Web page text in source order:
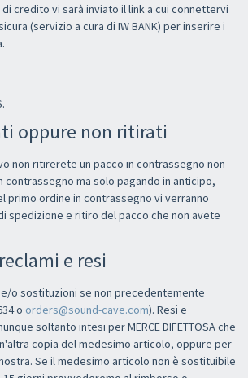
credito vi sarà inviato il link a cui connettervi
(servizio a cura di IW BANK) per inserire i
oppure non ritirati
non ritirerete un pacco in contrassegno non
ma solo pagando in anticipo,
primo ordine in contrassegno vi verranno
spedizione e ritiro del pacco che non avete
e resi
o sostituzioni se non precedentemente
o orders@sound-cave.com). Resi e
soltanto intesi per MERCE DIFETTOSA che
copia del medesimo articolo, oppure per
Se il medesimo articolo non è sostituibile